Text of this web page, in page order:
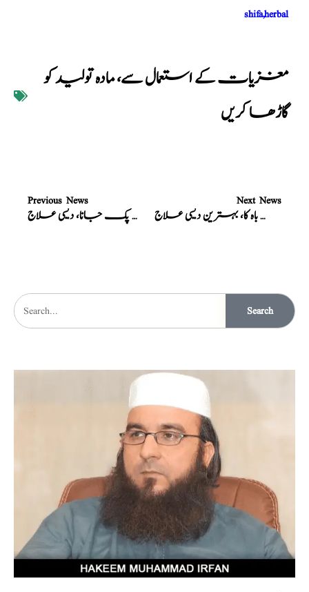
shifa,herbal
مغزیات کے استعمال سے، مادہ تولید کو
گاڑھا کریں
Previous News
بچوں کا منہ پک جانا، دیسی علاج
Next News
ضعف باہ کا، بہترین دیسی علاج
Search